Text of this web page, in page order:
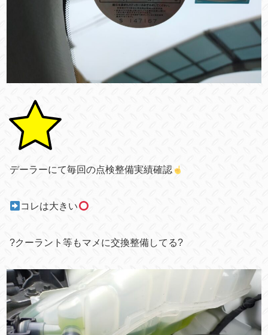
デーラーにて毎回の点検整備実績確認
コレは大きい
?クーラント等もマメに交換整備してる?